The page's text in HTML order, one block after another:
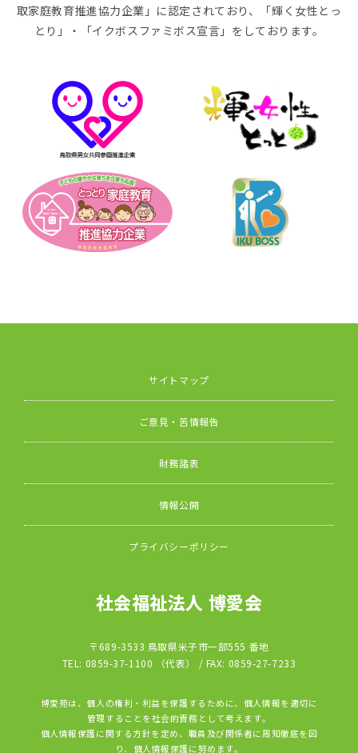
取家庭教育推進協力企業」に認定されており、「輝く女性とっ
とり」・「イクボスファミボス宣言」をしております。
サイトマップ
ご意見・苦情報告
財務諸表
情報公開
プライバシーポリシー
社会福祉法人 博愛会
〒689-3533 鳥取県米子市一部555 番地
TEL: 0859-37-1100 （代表） / FAX: 0859-27-7233
博愛苑は、個人の権利・利益を保護するために、個人情報を適切に
管理することを社会的責務として考えます。
個人情報保護に関する方針を定め、職員及び関係者に周知徹底を図
り、個人情報保護に努めます。